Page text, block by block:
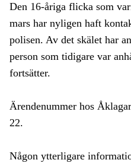
Den 16-åriga flicka som
mars har nyligen haft
polisen. Av det skälet har
person som tidigare var
fortsätter.
Ärendenummer hos
22.
Någon ytterligare